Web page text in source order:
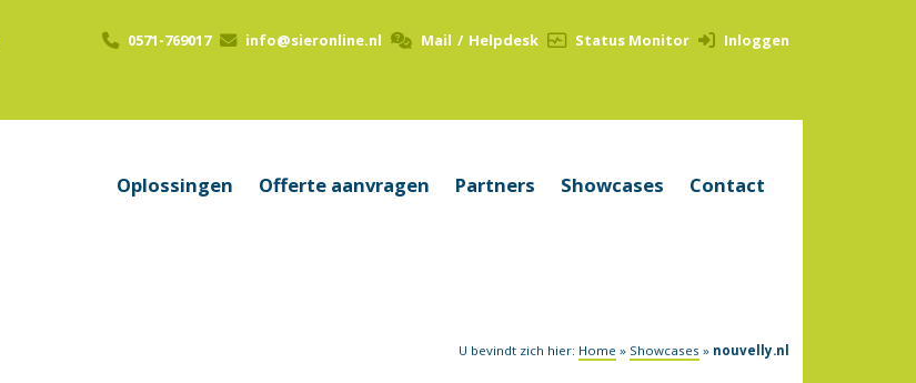
0571-769017 info@sieronline.nl Mail / Helpdesk Status Monitor Inloggen
Oplossingen Offerte aanvragen Partners Showcases Contact
U bevindt zich hier: Home » Showcases » nouvelly.nl